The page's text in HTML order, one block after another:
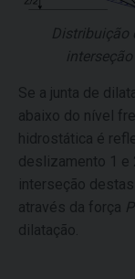
Distribuição
Se a junta de
abaixo do nível
hidrostática é
deslizamento 1 e
interseção
através da força P
dilatação.